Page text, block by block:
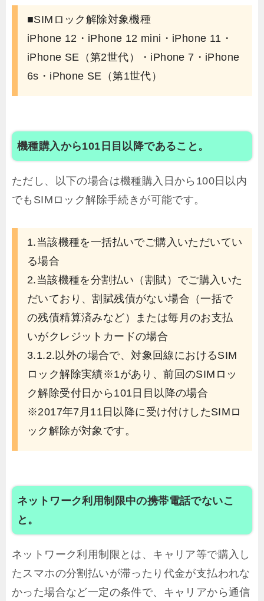
■SIMロック解除対象機種
iPhone 12・iPhone 12 mini・iPhone 11・
iPhone SE（第2世代）・iPhone 7・iPhone
6s・iPhone SE（第1世代）
機種購入から101日目以降であること。
ただし、以下の場合は機種購入日から100日以内
でもSIMロック解除手続きが可能です。
1.当該機種を一括払いでご購入いただいてい
る場合
2.当該機種を分割払い（割賦）でご購入いた
だいており、割賦残債がない場合（一括で
の残債精算済みなど）または毎月のお支払
いがクレジットカードの場合
3.1.2.以外の場合で、対象回線におけるSIM
ロック解除実績※1があり、前回のSIMロッ
ク解除受付日から101日目以降の場合
※2017年7月11日以降に受け付けしたSIMロ
ック解除が対象です。
ネットワーク利用制限中の携帯電話でないこ
と。
ネットワーク利用制限とは、キャリア等で購入し
たスマホの分割払いが滞ったり代金が支払われな
かった場合など一定の条件で、キャリアから通信